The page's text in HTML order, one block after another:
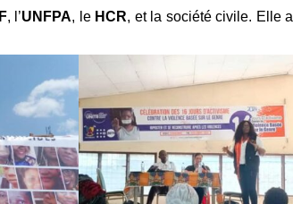
, l’UNFPA, le HCR, et la société civile. Elle